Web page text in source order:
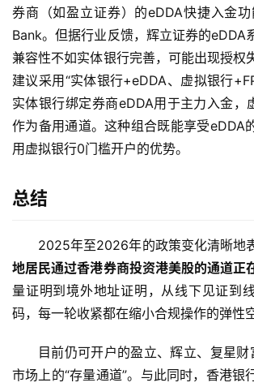
券商（如盈立证券）的eDDA快捷入金
Bank。但据行业反馈，辉立证券的eDDA
兼容性不如实体银行完善，可能出现授权
建议采用“实体银行+eDDA、虚拟银行
实体银行绑定券商eDDA用于主力入金，
作为备用通道。这种组合既能享受eDDA
用虚拟银行0门槛开户的优势。
总结
2025年至2026年的政策变化清晰地
地居民通过香港券商投资港美股的通道正
量证明到境外地址证明，从线下见证到
码，每一轮收紧都在缩小合规操作的弹性空
目前仍可开户的盈立、辉立、复星
市场上的“存量通道”。与此同时，香港银